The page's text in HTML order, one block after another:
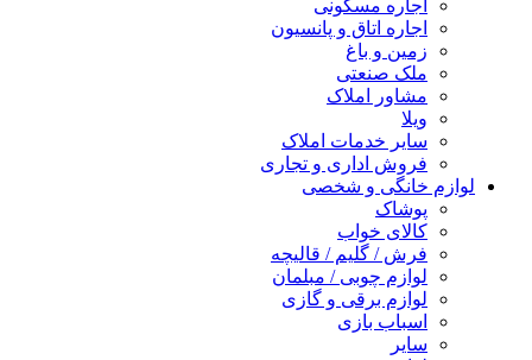
اجاره مسکونی
اجاره اتاق و پانسیون
زمین و باغ
ملک صنعتی
مشاور املاک
ویلا
سایر خدمات املاک
فروش اداری و تجاری
لوازم خانگی و شخصی
پوشاک
کالای خواب
فرش / گلیم / قالیچه
لوازم چوبی / مبلمان
لوازم برقی و گازی
اسباب بازی
سایر